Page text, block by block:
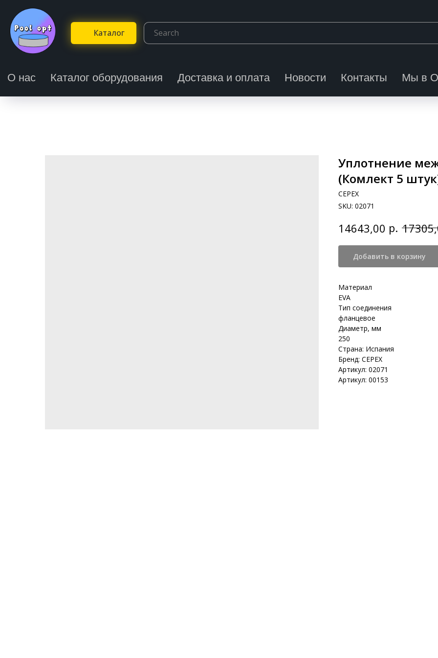
Каталог
О нас Каталог оборудования Доставка и оплата Новости Контакты Мы в
Уплотнение
(Комлект 5 штук)
CEPEX
SKU: 02071
14643,00 р.
Добавить в корзину
Материал
EVA
Тип соединения
фланцевое
Диаметр, мм
250
Страна: Испания
Бренд: CEPEX
Артикул: 02071
Артикул: 00153